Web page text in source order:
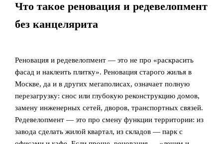
Что такое реновация и редевелопмент
без канцелярита
Реновация и редевелопмент — это не про «раскрасить
фасад и наклеить плитку». Реновация старого жилья в
Москве, да и в других мегаполисах, означает полную
перезагрузку: снос или глубокую реконструкцию домов,
замену инженерных сетей, дворов, транспортных связей.
Редевелопмент — это про смену функции территории: из
завода сделать жилой квартал, из складов — парк с